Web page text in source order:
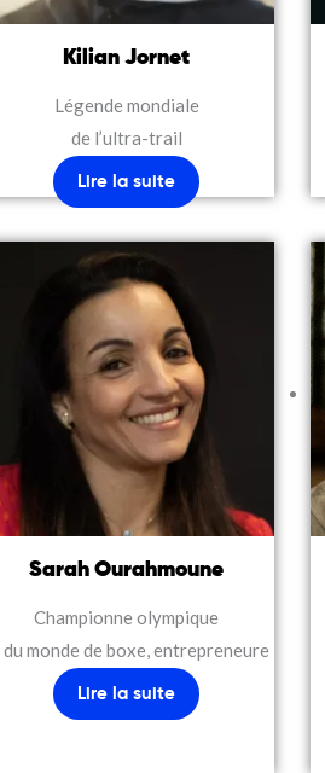
Kilian Jornet
Légende mondiale
de l’ultra-trail
Lire la suite
Sarah Ourahmoune
Championne olympique
monde de boxe, entrepreneure
Lire la suite